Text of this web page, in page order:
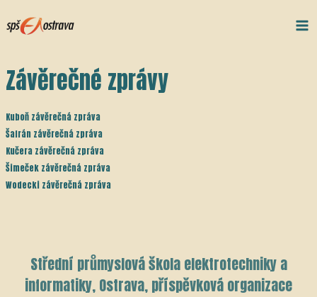
na
Závěrečné zprávy
Kuboň závěrečná zpráva
Šafrán závěrečná zpráva
Kučera závěrečná zpráva
Šimeček závěrečná zpráva
Wodecki závěrečná zpráva
navigation
Střední průmyslová škola elektrotechniky a
informatiky, Ostrava, příspěvková organizace